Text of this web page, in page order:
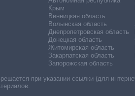
Крым
Винницкая область
Волынская область
Днепропетровская область
Донецкая область
Житомирская область
Закарпатская область
Запорожская область
при указании ссылки (для